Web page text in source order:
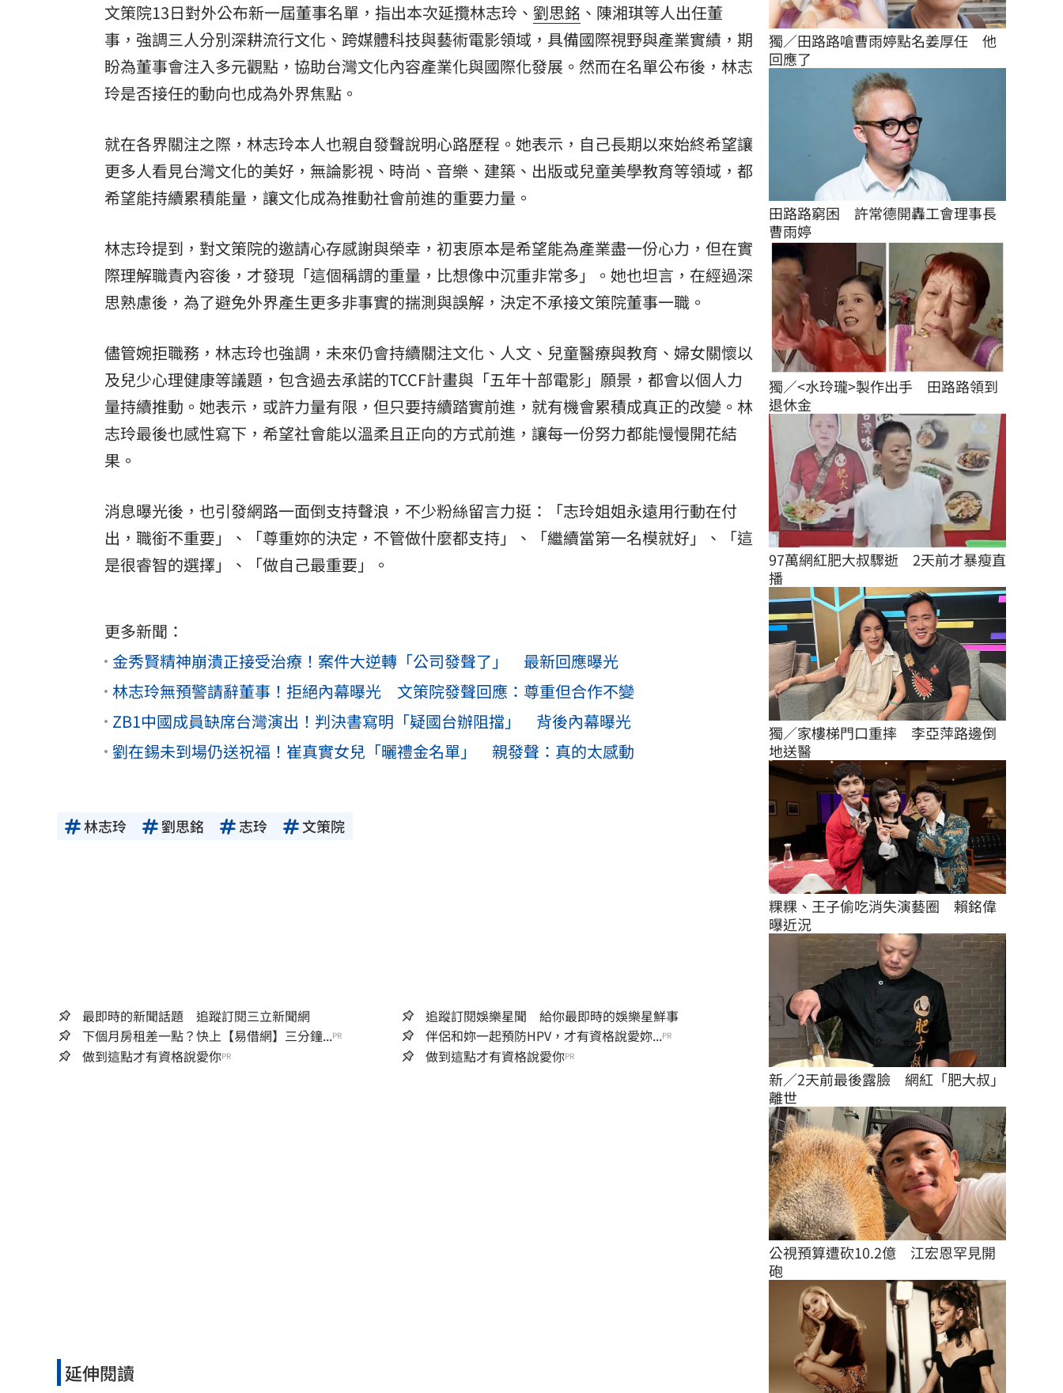
文策院13日對外公布新一屆董事名單，指出本次延攬林志玲、 劉思銘 、陳湘琪等人出任董
事，強調三人分別深耕流行文化、跨媒體科技與藝術電影領域，具備國際視野與產業實績，期
盼為董事會注入多元觀點，協助台灣文化內容產業化與國際化發展。然而在名單公布後，林志
玲是否接任的動向也成為外界焦點。
就在各界關注之際，林志玲本人也親自發聲說明心路歷程。她表示，自己長期以來始終希望讓
更多人看見台灣文化的美好，無論影視、時尚、音樂、建築、出版或兒童美學教育等領域，都
希望能持續累積能量，讓文化成為推動社會前進的重要力量。
林志玲提到，對文策院的邀請心存感謝與榮幸，初衷原本是希望能為產業盡一份心力，但在實
際理解職責內容後，才發現「這個稱謂的重量，比想像中沉重非常多」。她也坦言，在經過深
思熟慮後，為了避免外界產生更多非事實的揣測與誤解，決定不承接文策院董事一職。
儘管婉拒職務，林志玲也強調，未來仍會持續關注文化、人文、兒童醫療與教育、婦女關懷以
及兒少心理健康等議題，包含過去承諾的TCCF計畫與「五年十部電影」願景，都會以個人力
量持續推動。她表示，或許力量有限，但只要持續踏實前進，就有機會累積成真正的改變。林
志玲最後也感性寫下，希望社會能以溫柔且正向的方式前進，讓每一份努力都能慢慢開花結
果。
消息曝光後，也引發網路一面倒支持聲浪，不少粉絲留言力挺：「志玲姐姐永遠用行動在付
出，職銜不重要」、「尊重妳的決定，不管做什麼都支持」、「繼續當第一名模就好」、「這
是很睿智的選擇」、「做自己最重要」。
更多新聞：
金秀賢精神崩潰正接受治療！案件大逆轉「公司發聲了」 最新回應曝光
林志玲無預警請辭董事！拒絕內幕曝光 文策院發聲回應：尊重但合作不變
ZB1中國成員缺席台灣演出！判決書寫明「疑國台辦阻擋」 背後內幕曝光
劉在錫未到場仍送祝福！崔真實女兒「曬禮金名單」 親發聲：真的太感動
林志玲 劉思銘 志玲 文策院
最即時的新聞話題 追蹤訂閱三立新聞網
追蹤訂閱娛樂星聞 給你最即時的娛樂星鮮事
下個月房租差一點？快上【易借網】三分鐘...PR 伴侶和妳一起預防HPV，才有資格說愛妳...PR
做到這點才有資格說愛你PR 做到這點才有資格說愛你PR
延伸閱讀
獨／田路路嗆曹雨婷點名姜厚任　他
回應了
田路路窮困　許常德開轟工會理事長
曹雨婷
獨／<水玲瓏>製作出手　田路路領到
退休金
97萬網紅肥大叔驟逝　2天前才暴瘦直
播
獨／家樓梯門口重摔　李亞萍路邊倒
地送醫
粿粿、王子偷吃消失演藝圈　賴銘偉
曝近況
新／2天前最後露臉　網紅「肥大叔」
離世
公視預算遭砍10.2億　江宏恩罕見開
砲